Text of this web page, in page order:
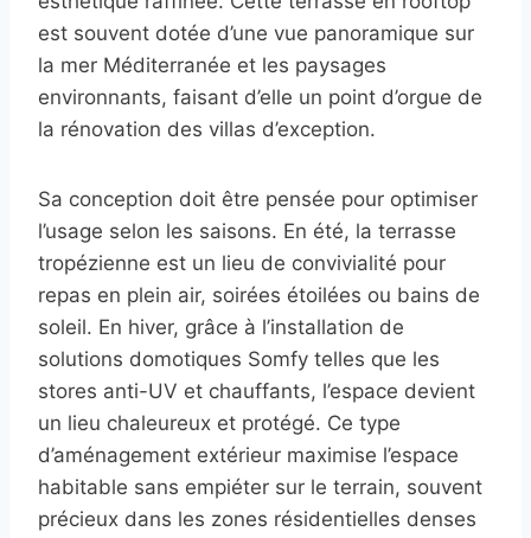
est souvent dotée d’une vue panoramique sur
la mer Méditerranée et les paysages
environnants, faisant d’elle un point d’orgue de
la rénovation des villas d’exception.
Sa conception doit être pensée pour optimiser
l’usage selon les saisons. En été, la terrasse
tropézienne est un lieu de convivialité pour
repas en plein air, soirées étoilées ou bains de
soleil. En hiver, grâce à l’installation de
solutions domotiques Somfy telles que les
stores anti-UV et chauffants, l’espace devient
un lieu chaleureux et protégé. Ce type
d’aménagement extérieur maximise l’espace
habitable sans empiéter sur le terrain, souvent
précieux dans les zones résidentielles denses